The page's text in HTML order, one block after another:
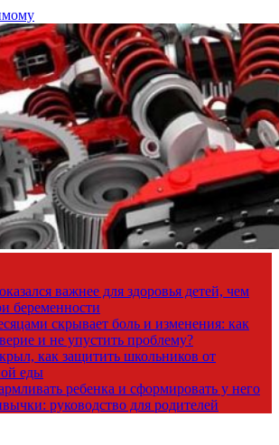
важнее для здоровья детей, чем
беременности
скрывает боль и изменения: как
и не упустить проблему?
как защитить школьников от
еды
ребенка и сформировать у него
руководство для родителей